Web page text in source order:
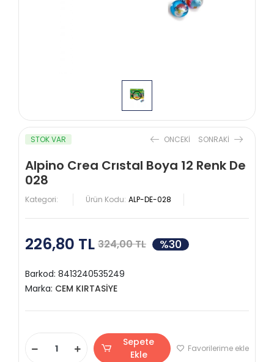
STOK VAR ONCEKI SONRAKI
Alpino Crea Crıstal Boya 12 Renk De
028
Kategori: Ürün Kodu: ALP-DE-028
226,80 TL 324,00 TL %30
Barkod: 8413240535249
Marka: CEM KIRTASİYE
Sepete
Ekle
Favorilerime ekle